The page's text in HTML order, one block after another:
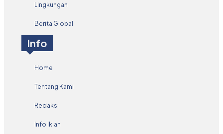
Lingkungan
Berita Global
Info
Home
Tentang Kami
Redaksi
Info Iklan